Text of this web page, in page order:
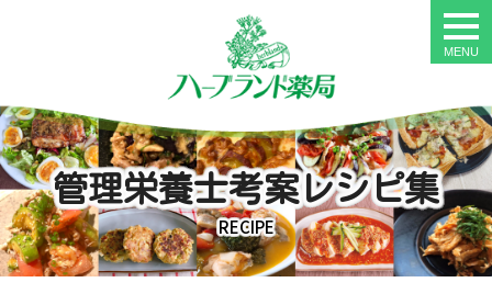
管理栄養士考案レシピ集
RECIPE